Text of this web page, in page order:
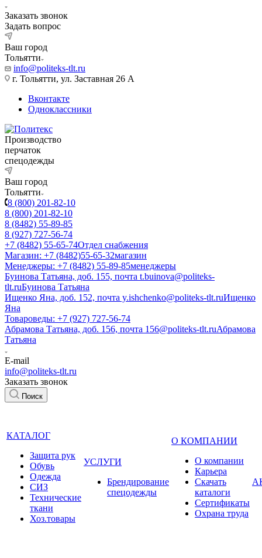
Заказать звонок
Задать вопрос
Ваш город
Тольятти
info@politeks-tlt.ru
г. Тольятти, ул. Заставная 26 А
Вконтакте
Одноклассники
Производство
перчаток
спецодежды
Ваш город
Тольятти
8 (800) 201-82-10
8 (800) 201-82-10
8 (8482) 55-89-85
8 (927) 727-56-74
+7 (8482) 55-65-74Отдел снабжения
Магазин: +7 (8482)55-65-32магазин
Менеджеры: +7 (8482) 55-89-85менеджеры
Буинова Татьяна, доб. 155, почта t.buinova@politeks-
tlt.ruБуинова Татьяна
Ищенко Яна, доб. 152, почта y.ishchenko@politeks-tlt.ruИщенко
Яна
Товароведы: +7 (927) 727-56-74
Абрамова Татьяна, доб. 156, почта 156@politeks-tlt.ruАбрамова
Татьяна
E-mail
info@politeks-tlt.ru
Заказать звонок
Поиск
КАТАЛОГ
Защита рук
Обувь
Одежда
СИЗ
Технические
ткани
Хоз.товары
УСЛУГИ
Брендирование
спецодежды
О КОМПАНИИ
О компании
Карьера
Cкачать
каталоги
Сертификаты
Охрана труда